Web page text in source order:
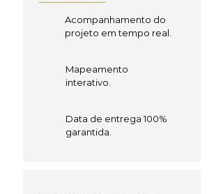
Acompanhamento do
projeto em tempo real.
Mapeamento
interativo.
Data de entrega 100%
garantida.